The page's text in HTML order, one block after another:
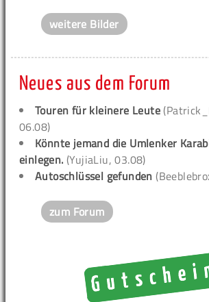
weitere Bilder
Neues aus dem Forum
Touren für kleinere Leute
06.08)
Könnte jemand die Umlenker
einlegen. (YujiaLiu, 03.08)
Autoschlüssel gefunden
zum Forum